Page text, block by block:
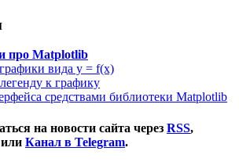
про Matplotlib
вида y = f(x)
к графику
средствами библиотеки Matplotlib
на новости сайта через RSS,
или Канал в Telegram.